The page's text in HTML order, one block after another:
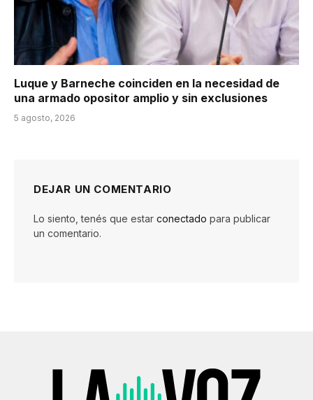
Luque y Barneche coinciden en la necesidad de
una armado opositor amplio y sin exclusiones
5 agosto, 2026
DEJAR UN COMENTARIO
Lo siento, tenés que estar conectado para publicar
un comentario.